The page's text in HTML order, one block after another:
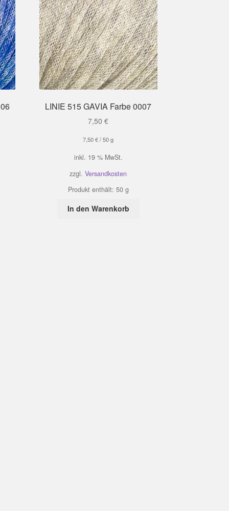
LINIE 515 GAVIA Farbe 0007
7,50€
7,50€/50 g
inkl. 19 % MwSt.
zzgl.Versandkosten
Produkt enthält: 50 g
In den Warenkorb